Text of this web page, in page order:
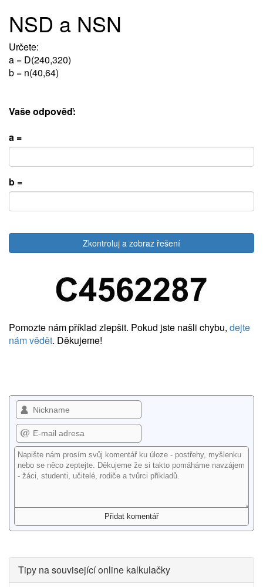
NSD a NSN
Určete:
a = D(240,320)
b = n(40,64)
Vaše odpověď:
a =
b =
Zkontroluj a zobraz řešení
Pomozte nám příklad zlepšit. Pokud jste našli chybu, dejte
nám vědět. Děkujeme!
Tipy na související online kalkulačky